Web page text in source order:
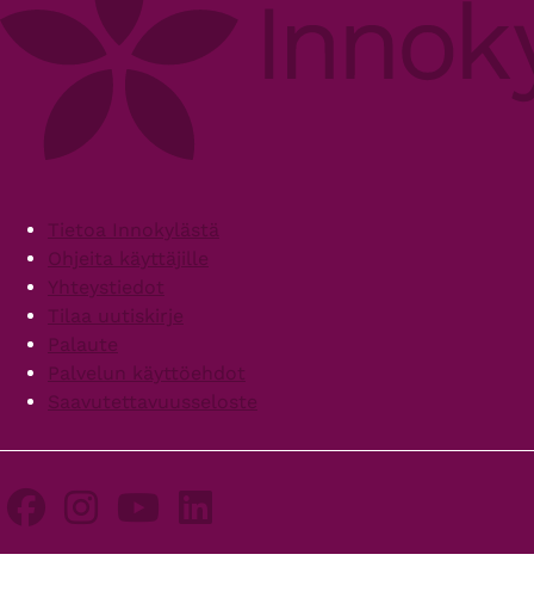
FooterTietoa Innokylästä
Ohjeita käyttäjille
Yhteystiedot
Tilaa uutiskirje
Palaute
Palvelun käyttöehdot
Saavutettavuusseloste